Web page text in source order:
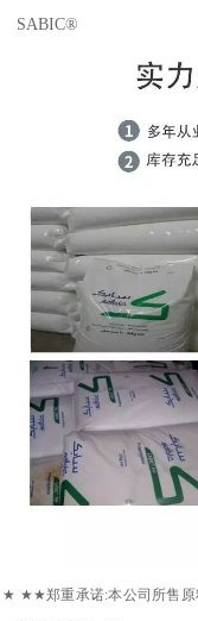
★ ★★郑重承诺:本公司所售